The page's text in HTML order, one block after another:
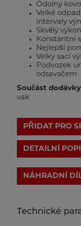
Odolný
Velké
intervaly
Skvělý
Konstantní
Nejlepší
Velký sací
Podvozek
odsavačem
Součást
vak
PŘIDAT PRO
DETAILNÍ
Technické